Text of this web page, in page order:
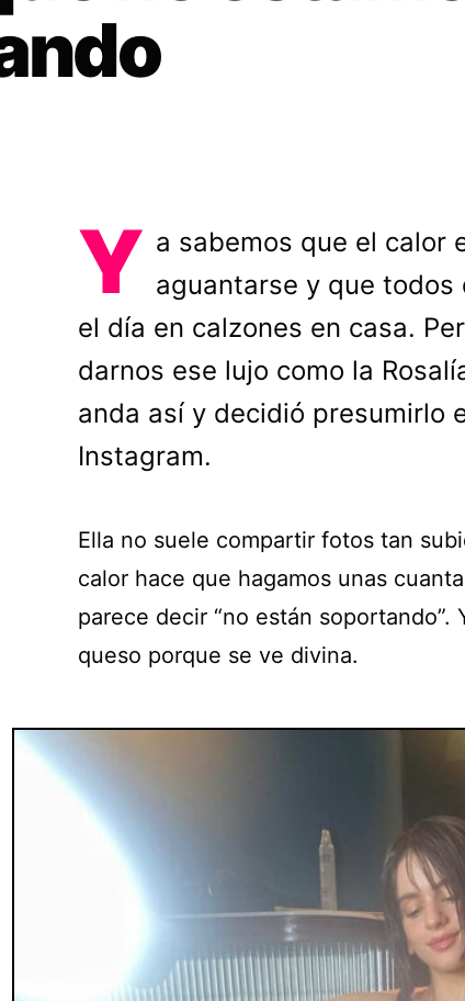
Y a sabemos que el calor
aguantarse y que
el día en calzones en casa.
darnos ese lujo como la
anda así y decidió presumirlo
Instagram.
Ella no suele compartir fotos tan
calor hace que hagamos unas
parece decir “no están soportando”.
queso porque se ve divina.